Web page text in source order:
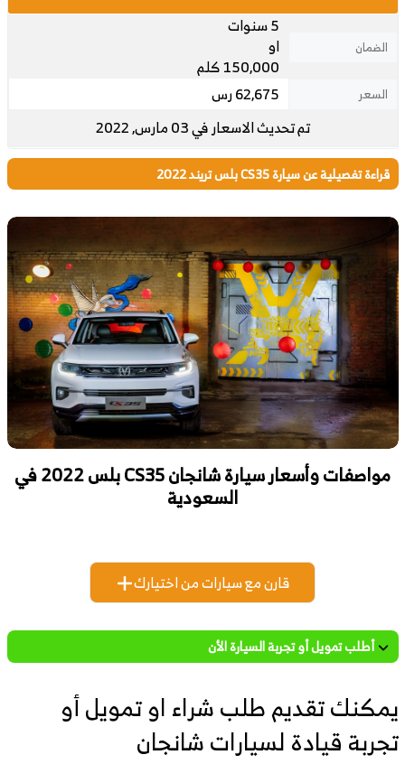
الضمان
5 سنوات
او
150,000 كلم
السعر
62,675 رس
تم تحديث الاسعار في 03 مارس, 2022
قراءة تفصيلية عن سيارة CS35 بلس تريند 2022
مواصفات وأسعار سيارة شانجان CS35 بلس 2022 في
السعودية
قارن مع سيارات من اختيارك
أطلب تمويل أو تجربة السيارة الأن
يمكنك تقديم طلب شراء او تمويل أو
تجربة قيادة لسيارات شانجان